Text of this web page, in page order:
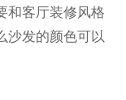
和客厅装修风格
沙发的颜色可以